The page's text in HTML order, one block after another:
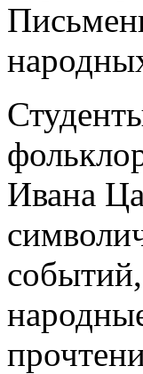
Ивана